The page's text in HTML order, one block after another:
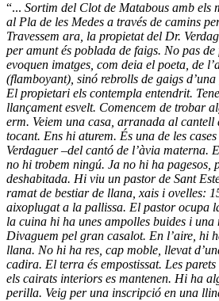
“... Sortim del Clot de Matabous amb els
al Pla de les Medes a través de camins
Travessem ara, la propietat del Dr.
per amunt és poblada de faigs. No pas
evoquen imatges, com deia el poeta, de
(flamboyant), sinó rebrolls de gaigs
El propietari els contempla entendrit.
llançament esvelt. Comencem de trobar
erm. Veiem una casa, arranada al cantell
tocant. Ens hi aturem. És una de les
Verdaguer –del cantó de l’àvia materna.
no hi trobem ningú. Ja no hi ha pagesos,
deshabitada. Hi viu un pastor de Sant
ramat de bestiar de llana, xais i ovelles:
aixoplugat a la pallissa. El pastor ocupa
la cuina hi ha unes ampolles buides i
Divaguem pel gran casalot. En l’aire, hi
llana. No hi ha res, cap moble, llevat
cadira. El terra és empostissat. Les parets
els cairats interiors es mantenen. Hi ha
perilla. Veig per una inscripció en una